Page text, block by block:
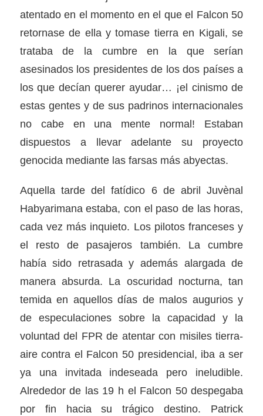
atentado en el momento en el que el Falcon 50
retornase de ella y tomase tierra en Kigali, se
trataba de la cumbre en la que serían
asesinados los presidentes de los dos países a
los que decían querer ayudar… ¡el cinismo de
estas gentes y de sus padrinos internacionales
no cabe en una mente normal! Estaban
dispuestos a llevar adelante su proyecto
genocida mediante las farsas más abyectas.
Aquella tarde del fatídico 6 de abril Juvènal
Habyarimana estaba, con el paso de las horas,
cada vez más inquieto. Los pilotos franceses y
el resto de pasajeros también. La cumbre
había sido retrasada y además alargada de
manera absurda. La oscuridad nocturna, tan
temida en aquellos días de malos augurios y
de especulaciones sobre la capacidad y la
voluntad del FPR de atentar con misiles tierra-
aire contra el Falcon 50 presidencial, iba a ser
ya una invitada indeseada pero ineludible.
Alrededor de las 19 h el Falcon 50 despegaba
por fin hacia su trágico destino. Patrick